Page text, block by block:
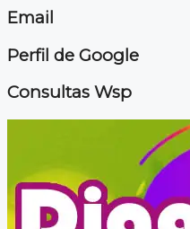
Email
Perfil de Google
Consultas Wsp